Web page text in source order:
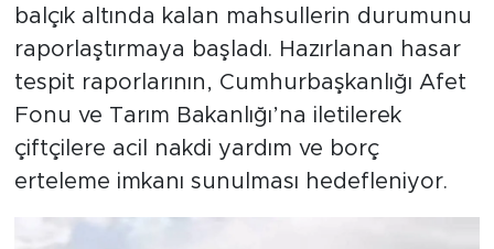
balçık altında kalan mahsullerin durumunu
raporlaştırmaya başladı. Hazırlanan hasar
tespit raporlarının, Cumhurbaşkanlığı Afet
Fonu ve Tarım Bakanlığı’na iletilerek
çiftçilere acil nakdi yardım ve borç
erteleme imkanı sunulması hedefleniyor.